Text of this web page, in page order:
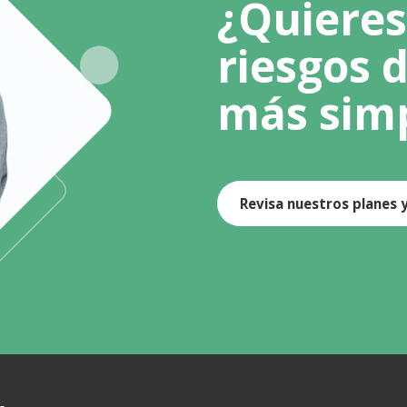
riesgos
más
Revisa nuestros planes